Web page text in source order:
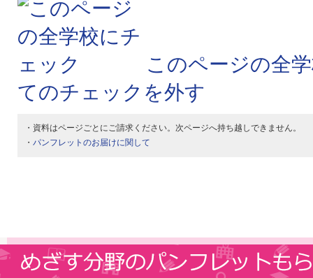
このページの全
てのチェックを外す
・資料はページごとにご請求ください。次ページへ持ち越しできません。
・ パンフレットのお届けに関して